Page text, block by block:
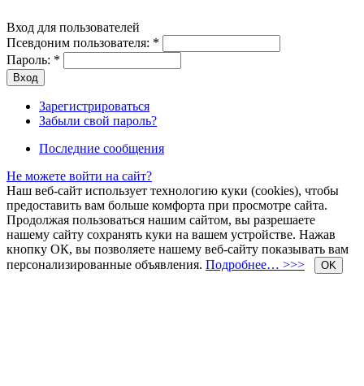
Вход для пользователей
Псевдоним пользователя: *
Пароль: *
Зарегистрироваться
Забыли свой пароль?
Последние сообщения
Не можете войти на сайт?
Наш веб-сайт использует технологию куки (cookies), чтобы
предоставить вам больше комфорта при просмотре сайта.
Продолжая пользоваться нашим сайтом, вы разрешаете
нашему сайту сохранять куки на вашем устройстве. Нажав
кнопку ОК, вы позволяете нашему веб-сайту показывать вам
персонализированные объявления. Подробнее… >>> OK